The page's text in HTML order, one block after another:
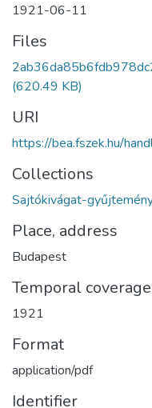
1921-06-11
Files
(620.49 KB)
URI
https://bea.fszek.hu/
Collections
Sajtókivágat-
Place, address
Budapest
Temporal coverage
1921
Format
application/pdf
Identifier